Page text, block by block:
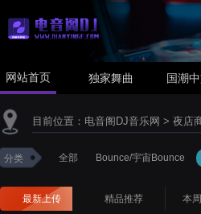
网站首页 独家舞曲 国潮
目前位置： 电音阁DJ音乐网 > 夜店
分类 全部 Bounce/宇宙Bounce
最新上传 精品推荐 本